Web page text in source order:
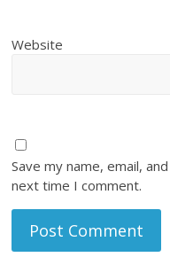
Website
Save my name, email,
next time I comment.